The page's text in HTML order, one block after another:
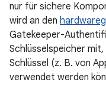
nur für sichere
wird an den
Gatekeeper-
Schlüsselspeicher
Schlüssel (z. B. von
verwendet werden